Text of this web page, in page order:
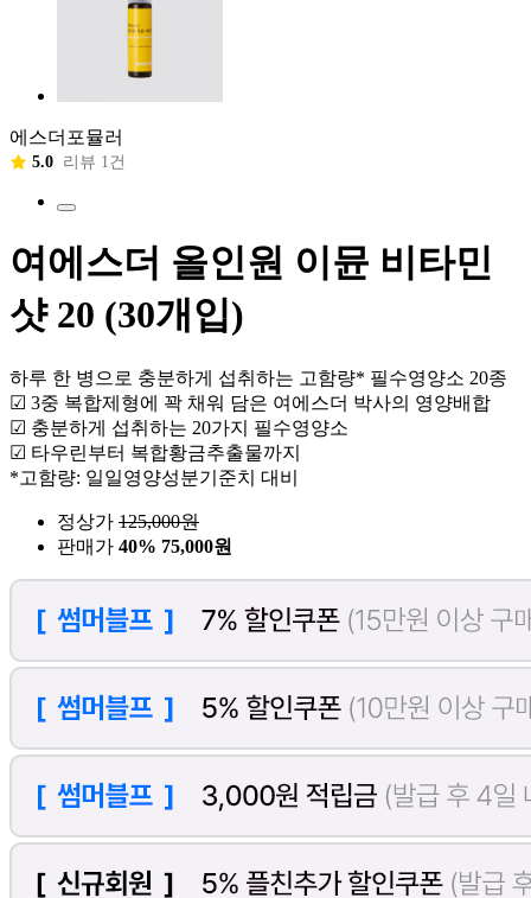
에스더포뮬러
5.0 리뷰 1건
여에스더 올인원 이뮨 비타민
샷 20 (30개입)
하루 한 병으로 충분하게 섭취하는 고함량* 필수영양소 20종
☑ 3중 복합제형에 꽉 채워 담은 여에스더 박사의 영양배합
☑ 충분하게 섭취하는 20가지 필수영양소
☑ 타우린부터 복합황금추출물까지
*고함량: 일일영양성분기준치 대비
정상가 125,000원
판매가 40% 75,000원